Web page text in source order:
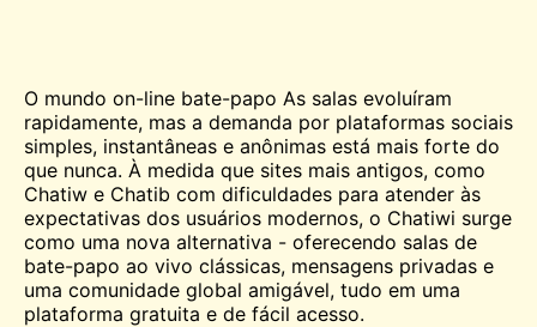
O mundo on-line bate-papo As salas evoluíram
rapidamente, mas a demanda por plataformas sociais
simples, instantâneas e anônimas está mais forte do
que nunca. À medida que sites mais antigos, como
Chatiw e Chatib com dificuldades para atender às
expectativas dos usuários modernos, o Chatiwi surge
como uma nova alternativa - oferecendo salas de
bate-papo ao vivo clássicas, mensagens privadas e
uma comunidade global amigável, tudo em uma
plataforma gratuita e de fácil acesso.